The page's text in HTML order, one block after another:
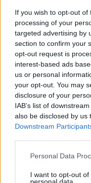
If you wish to opt-out
processing of your
targeted advertising by
section to confirm your
opt-out request is
interest-based ads
us or personal
your opt-out. You may
disclosure of your
IAB’s list of
also be disclosed by us
Downstream
Personal Data
I want to opt-out
personal data.
Qué pasos
afectados
El plazo de cinco
que califica de
partes a
una cuestión
Justicia de la UE.
consulta, el
quedar en
europeo aclare si
normativa